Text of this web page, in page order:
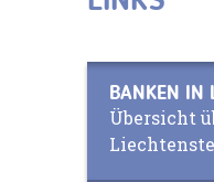
BANKEN IN
Übersicht